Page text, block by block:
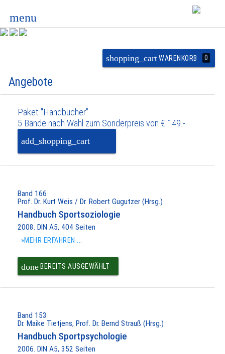
menu
shopping_cartWARENKORB 0
Angebote
Paket "Handbücher"
5 Bände nach Wahl zum Sonderpreis von € 149.-
add_shopping_cart
Band 166
Prof. Dr. Kurt Weis / Dr. Robert Gugutzer (Hrsg.)
Handbuch Sportsoziologie
2008. DIN A5, 404 Seiten
»MEHR ERFAHREN ...
doneBEREITS AUSGEWÄHLT
Band 153
Dr. Maike Tietjens, Prof. Dr. Bernd Strauß (Hrsg.)
Handbuch Sportpsychologie
2006. DIN A5, 352 Seiten